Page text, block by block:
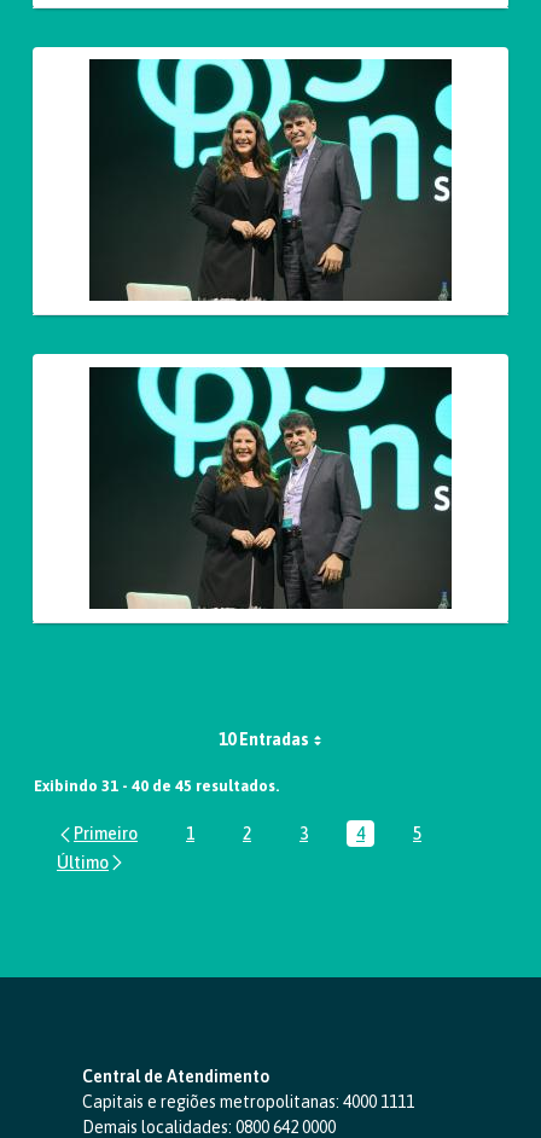
10 Entradas
Exibindo 31 - 40 de 45 resultados.
Página
1 Página
2 Página
3 Página
4 Página
5
Central de Atendimento
Capitais e regiões metropolitanas: 4000 1111
Demais localidades: 0800 642 0000